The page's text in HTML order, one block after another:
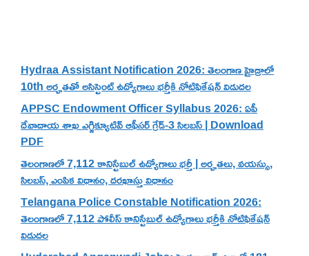
Hydraa Assistant Notification 2026: తెలంగాణ హైడ్రాలో
10th అర్హతతో అసిస్టెంట్ ఉద్యోగాలు భర్తీకి నోటిఫికేషన్ విడుదల
APPSC Endowment Officer Syllabus 2026: ఏపీ
దేవాదాయ శాఖ ఎగ్జిక్యూటివ్ ఆఫీసర్ గ్రేడ్-3 సిలబస్ | Download
PDF
తెలంగాణలో 7,112 కానిస్టేబుల్ ఉద్యోగాలు భర్తీ | అర్హతలు, వయస్సు,
సిలబస్, ఎంపిక విధానం, దరఖాస్తు విధానం
Telangana Police Constable Notification 2026:
తెలంగాణలో 7,112 పోలీస్ కానిస్టేబుల్ ఉద్యోగాలు భర్తీకి నోటిఫికేషన్
విడుదల